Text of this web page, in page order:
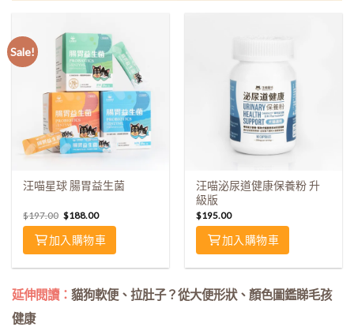
Sale!
汪喵星球 腸胃益生菌
$197.00 $188.00
加入購物車
汪喵泌尿道健康保養粉 升
級版
$195.00
加入購物車
延伸閱讀： 貓狗軟便、拉肚子？從大便形狀、顏色圖鑑睇毛孩
健康